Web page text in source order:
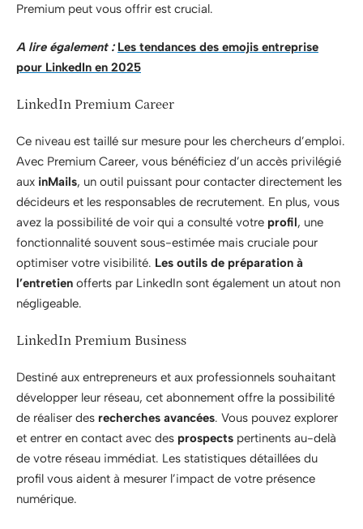
Premium peut vous offrir est crucial.
A lire également : Les tendances des emojis entreprise
pour LinkedIn en 2025
LinkedIn Premium Career
Ce niveau est taillé sur mesure pour les chercheurs d’emploi.
Avec Premium Career, vous bénéficiez d’un accès privilégié
aux inMails, un outil puissant pour contacter directement les
décideurs et les responsables de recrutement. En plus, vous
avez la possibilité de voir qui a consulté votre profil, une
fonctionnalité souvent sous-estimée mais cruciale pour
optimiser votre visibilité. Les outils de préparation à
l’entretien offerts par LinkedIn sont également un atout non
négligeable.
LinkedIn Premium Business
Destiné aux entrepreneurs et aux professionnels souhaitant
développer leur réseau, cet abonnement offre la possibilité
de réaliser des recherches avancées. Vous pouvez explorer
et entrer en contact avec des prospects pertinents au-delà
de votre réseau immédiat. Les statistiques détaillées du
profil vous aident à mesurer l’impact de votre présence
numérique.